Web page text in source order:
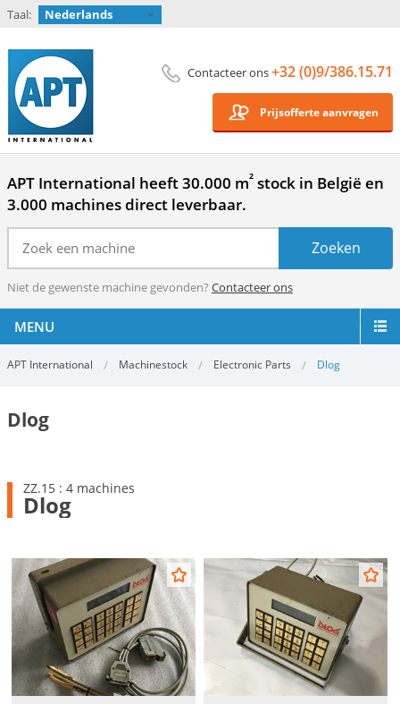
Taal: Nederlands
Contacteer ons+32 (0)9/386.15.71
Prijsofferte aanvragen
APT International heeft 30.000 m² stock in België en
3.000 machines direct leverbaar.
Niet de gewenste machine gevonden? Contacteer ons
MENU
APT International Machinestock Electronic Parts Dlog
Dlog
ZZ.15 : 4 machines
Dlog